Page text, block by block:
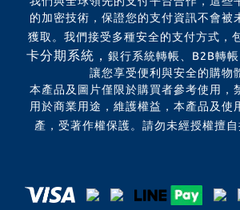
的加密技術，保證您的支付資訊不會被
獲取。我們接受多種安全的支付方式，
卡分期系統， 銀行系統轉帳、B2B轉帳
讓您享受便利與安全的購物
本產品及圖片僅限於購買者參考使用，
用於商業用途，維護權益，本產品及使
產，受著作權保護。請勿未經授權擅